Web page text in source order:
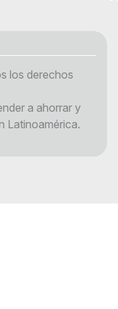
los derechos
a ahorrar y
Latinoamérica.